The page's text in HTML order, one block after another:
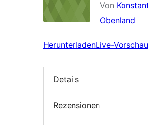
Von
Obenland
HerunterladenLive-Vorschau
Details
Rezensionen